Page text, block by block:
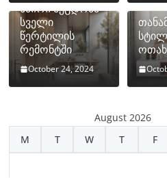
ხშირი შეცდომა
სველი
წერტილის
რემონტში
October 24, 2024
August 2026
M
T W T F